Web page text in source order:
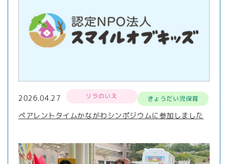
2026.04.27 リラのいえ きょうだい児保育
ペアレントタイムかながわシンポジウムに参加しました